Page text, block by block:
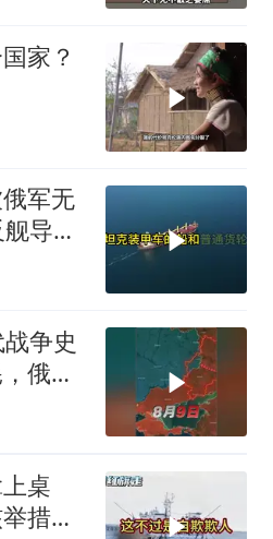
家？
军无
导弹
争史
俄军
桌
措，